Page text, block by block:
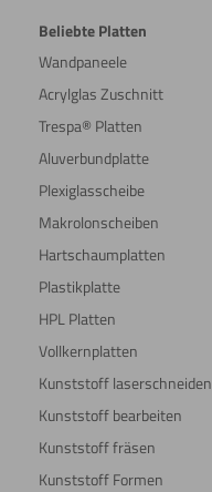
Beliebte Platten
Wandpaneele
Acrylglas Zuschnitt
Trespa® Platten
Aluverbundplatte
Plexiglasscheibe
Makrolonscheiben
Hartschaumplatten
Plastikplatte
HPL Platten
Vollkernplatten
Kunststoff laserschneiden
Kunststoff bearbeiten
Kunststoff fräsen
Kunststoff Formen